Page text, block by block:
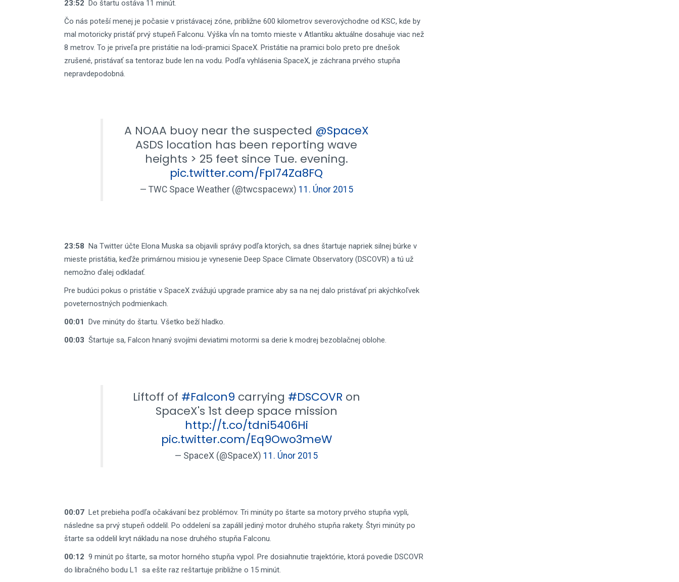
23:52 Do štartu ostáva 11 minút.
Čo nás poteší menej je počasie v pristávacej zóne, približne 600 kilometrov severovýchodne od KSC, kde by
mal motoricky pristáť prvý stupeň Falconu. Výška vĺn na tomto mieste v Atlantiku aktuálne dosahuje viac než
8 metrov. To je priveľa pre pristátie na lodi-pramici SpaceX. Pristátie na pramici bolo preto pre dnešok
zrušené, pristávať sa tentoraz bude len na vodu. Podľa vyhlásenia SpaceX, je záchrana prvého stupňa
nepravdepodobná.
A NOAA buoy near the suspected @SpaceX
ASDS location has been reporting wave
heights > 25 feet since Tue. evening.
pic.twitter.com/FpI74Za8FQ
— TWC Space Weather (@twcspacewx) 11. Únor 2015
23:58 Na Twitter účte Elona Muska sa objavili správy podľa ktorých, sa dnes štartuje napriek silnej búrke v
mieste pristátia, keďže primárnou misiou je vynesenie Deep Space Climate Observatory (DSCOVR) a tú už
nemožno ďalej odkladať.
Pre budúci pokus o pristátie v SpaceX zvážujú upgrade pramice aby sa na nej dalo pristávať pri akýchkoľvek
poveternostných podmienkach.
00:01
Dve minúty do štartu. Všetko beží hladko.
00:03 Štartuje sa, Falcon hnaný svojími deviatimi motormi sa derie k modrej bezoblačnej oblohe.
Liftoff of #Falcon9 carrying #DSCOVR on
SpaceX's 1st deep space mission
http://t.co/tdni5406Hi
pic.twitter.com/Eq9Owo3meW
— SpaceX (@SpaceX) 11. Únor 2015
00:07 Let prebieha podľa očakávaní bez problémov. Tri minúty po štarte sa motory prvého stupňa vypli,
následne sa prvý stupeň oddelil. Po oddelení sa zapálil jediný motor druhého stupňa rakety. Štyri minúty po
štarte sa oddelil kryt nákladu na nose druhého stupňa Falconu.
00:12 9 minút po štarte, sa motor horného stupňa vypol. Pre dosiahnutie trajektórie, ktorá povedie DSCOVR
do libračného bodu L1 sa ešte raz reštartuje približne o 15 minút.